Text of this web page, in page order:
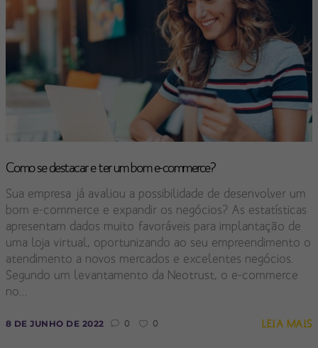
Como se destacar e ter um bom e-commerce?
Sua empresa já avaliou a possibilidade de desenvolver um
bom e-commerce e expandir os negócios? As estatísticas
apresentam dados muito favoráveis para implantação de
uma loja virtual, oportunizando ao seu empreendimento o
atendimento a novos mercados e excelentes negócios.
Segundo um levantamento da Neotrust, o e-commerce
no...
8 DE JUNHO DE 2022 0 0 LEIA MAIS